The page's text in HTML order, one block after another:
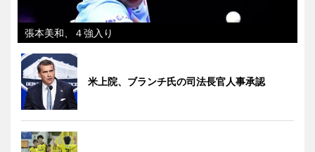
張本美和、４強入り
米上院、ブランチ氏の司法長官人事承認